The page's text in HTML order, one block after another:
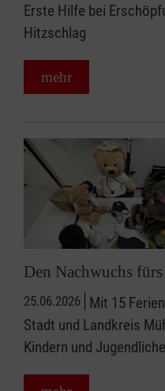
Erste Hilfe bei
Hitzschlag
mehr
Den Nachwuchs
25.06.2026 Mit 15
Stadt und Landkreis
Kindern und